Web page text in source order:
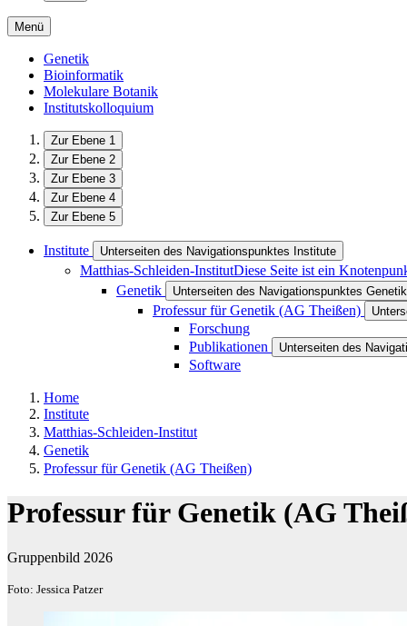
Menü
Genetik
Bioinformatik
Molekulare Botanik
Institutskolloquium
Zur Ebene 1
Zur Ebene 2
Zur Ebene 3
Zur Ebene 4
Zur Ebene 5
Institute Unterseiten des Navigationspunktes Institute
Matthias-Schleiden-InstitutDiese Seite ist ein
Genetik
Unterseiten des Navigationspunktes Genetik
Professur für Genetik (AG Theißen)
Forschung
Publikationen
Unterseiten des
Software
Home
Institute
Matthias-Schleiden-Institut
Genetik
Professur für Genetik (AG Theißen)
Professur für Genetik (AG
Gruppenbild 2026
Foto: Jessica Patzer